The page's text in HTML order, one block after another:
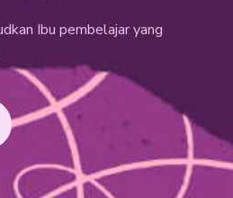
Ibu pembelajar yang